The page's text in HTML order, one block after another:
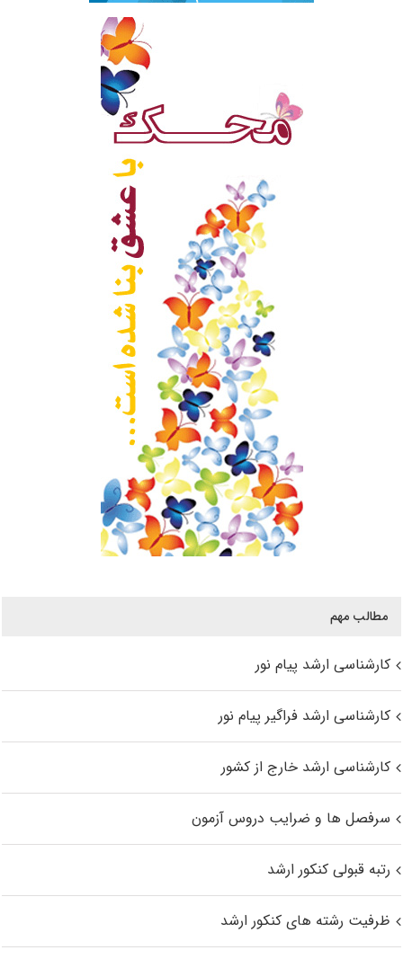
مطالب مهم
کارشناسی ارشد پیام نور
کارشناسی ارشد فراگیر پیام نور
کارشناسی ارشد خارج از کشور
سرفصل ها و ضرایب دروس آزمون
رتبه قبولی کنکور ارشد
ظرفیت رشته های کنکور ارشد